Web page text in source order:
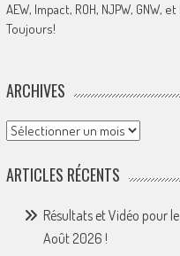
AEW, Impact, ROH, NJPW,
Toujours!
ARCHIVES
Archives
ARTICLES RÉCENTS
Résultats et Vidéo pour
Août 2026 !